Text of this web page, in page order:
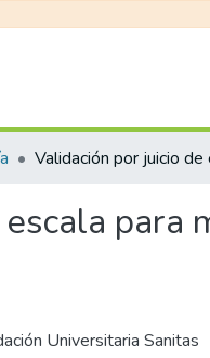
para
Universitaria Sanitas